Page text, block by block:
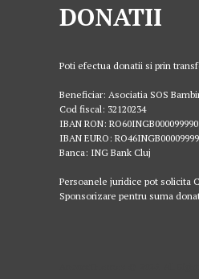
DONATII
Poti efectua donatii si prin
Beneficiar: Asociatia SOS
Cod fiscal: 32120234
IBAN RON:
IBAN EURO:
Banca: ING Bank Cluj
Persoanele juridice pot solicita
Sponsorizare pentru suma